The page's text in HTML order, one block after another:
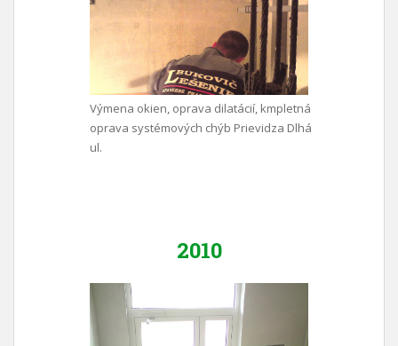
Výmena okien, oprava dilatácií, kmpletná
oprava systémových chýb Prievidza Dlhá
ul.
2010